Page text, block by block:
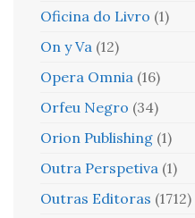
Oficina do Livro (1)
On y Va (12)
Opera Omnia (16)
Orfeu Negro (34)
Orion Publishing (1)
Outra Perspetiva (1)
Outras Editoras (1712)